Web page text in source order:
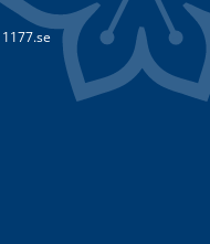
1177.se